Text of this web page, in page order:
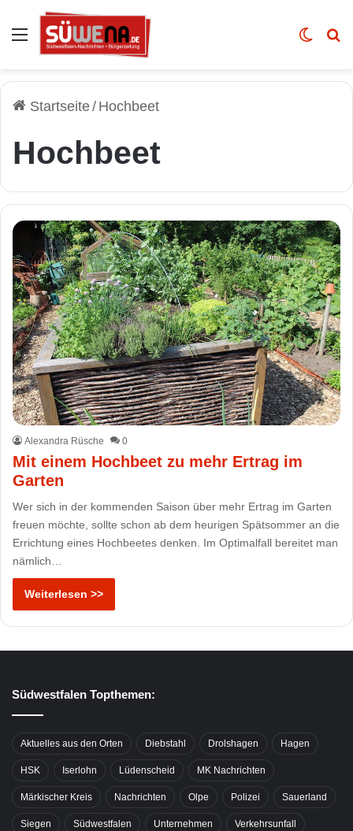
Auswahl Skin
Startseite/ Hochbeet
Hochbeet
Alexandra Rüsche 0
Mit einem Hochbeet zu mehr Ertrag im
Garten
Wer sich in der kommenden Saison über mehr Ertrag im Garten
freuen möchte, sollte schon ab dem heurigen Spätsommer an die
Errichtung eines Hochbeetes denken. Im Optimalfall bereitet man
nämlich…
Weiterlesen >>
Südwestfalen Topthemen:
Aktuelles aus den Orten Diebstahl Drolshagen Hagen
HSK Iserlohn Lüdenscheid MK Nachrichten
Märkischer Kreis Nachrichten Olpe Polizei Sauerland
Siegen Südwestfalen Unternehmen Verkehrsunfall